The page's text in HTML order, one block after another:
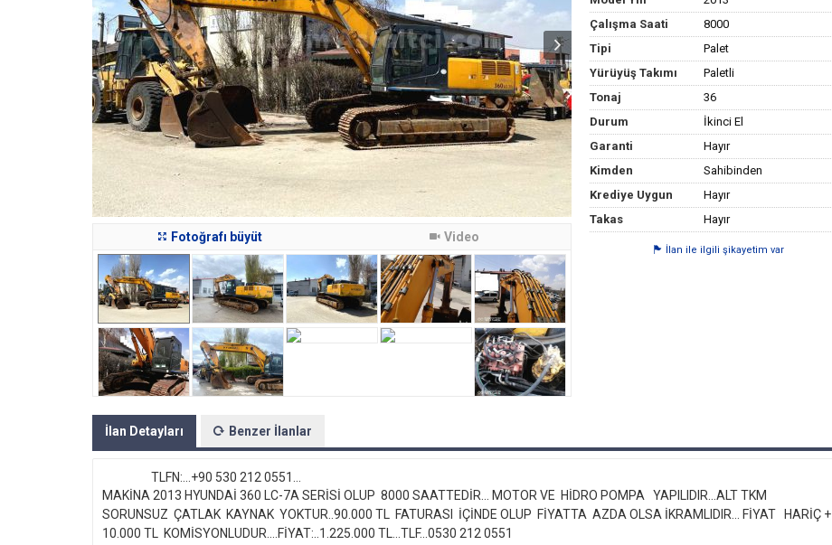
Fotoğrafı büyüt Video
Çalışma Saati
8000
Tipi
Palet
Yürüyüş Takımı
Paletli
Tonaj
36
Durum
İkinci El
Garanti
Hayır
Kimden
Sahibinden
Krediye Uygun
Hayır
Takas
Hayır
İlan ile ilgili şikayetim var
İlan Detayları Benzer İlanlar
TLFN:...+90 530 212 0551...
MAKİNA 2013 HYUNDAİ 360 LC-7A SERİSİ OLUP 8000 SAATTEDİR... MOTOR VE HİDRO POMPA YAPILIDIR...ALT TKM
SORUNSUZ ÇATLAK KAYNAK YOKTUR..90.000 TL FATURASI İÇİNDE OLUP FİYATTA AZDA OLSA İKRAMLIDIR... FİYAT HARİÇ +
10.000 TL KOMİSYONLUDUR....FİYAT:..1.225.000 TL...TLF...0530 212 0551